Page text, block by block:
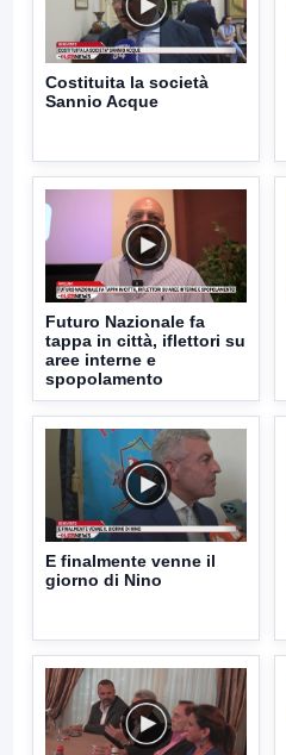
Costituita la società
Sannio Acque
Futuro Nazionale fa
tappa in città, iflettori su
aree interne e
spopolamento
E finalmente venne il
giorno di Nino